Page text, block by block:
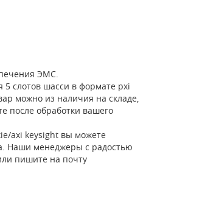
ЭМС.
слотов шасси в формате pxi
можно из наличия на складе,
после обработки вашего
axi keysight вы можете
Наши менеджеры с радостью
пишите на почту